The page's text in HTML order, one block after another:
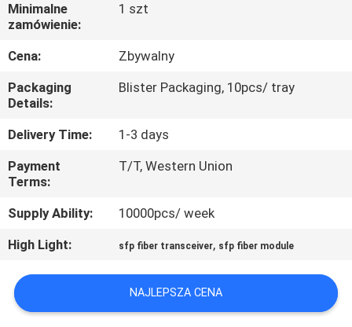
WYCIECZKA
PO
FABRYCE
KONTROLA
JAKOŚCI
SKONTAKTUJ
SIĘ
NAMI
Minimalne
zamówienie:
1 szt
Cena:
Zbywalny
Packaging
Details:
Blister Packaging, 10pcs/ tray
Delivery Time:
1-3 days
Payment
Terms:
T/T, Western Union
Supply Ability:
10000pcs/ week
High Light:
sfp fiber transceiver, sfp fiber module
NAJLEPSZA CENA